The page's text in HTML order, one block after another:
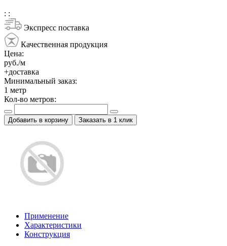
: :
Экспресс поставка
Качественная продукция
Цена:
руб./м
+доставка
Минимальный заказ:
1 метр
Кол-во метров:
Добавить в корзину Заказать в 1 клик
Применение
Характеристики
Конструкция